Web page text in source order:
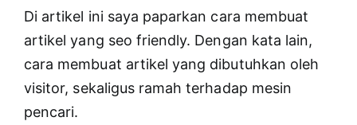
Di artikel ini saya paparkan cara membuat
artikel yang seo friendly. Dengan kata lain,
cara membuat artikel yang dibutuhkan oleh
visitor, sekaligus ramah terhadap mesin
pencari.